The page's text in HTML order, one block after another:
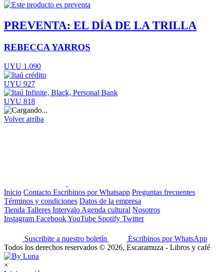
PREVENTA: EL DÍA DE LA TRILLA
REBECCA YARROS
UYU 1.090
UYU 927
UYU 818
Volver arriba
Inicio Contacto Escribinos por Whatsapp Preguntas frecuentes
Términos y condiciones Datos de la empresa
Tienda Talleres Intervalo Agenda cultural Nosotros
Instagram FacebookYouTube Spotify Twitter
Suscribite a nuestro boletín
Escribinos por WhatsApp
Todos los derechos reservados © 2026, Escaramuza - Libros y café
×